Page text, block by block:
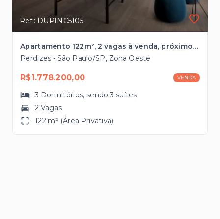
Ref.: DUPINC5105
Apartamento 122m², 2 vagas à venda, próximo à Avenida Pompéia
Perdizes - São Paulo/SP, Zona Oeste
R$1.778.200,00 VENDA
3 Dormitórios, sendo3 suítes
2 Vagas
122 m² (Área Privativa)